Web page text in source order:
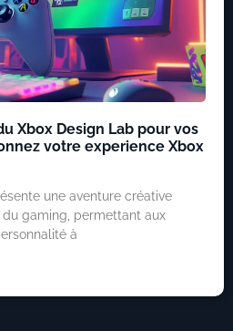
Xbox Design Lab pour vos
votre experience Xbox
une aventure créative
gaming, permettant aux
à